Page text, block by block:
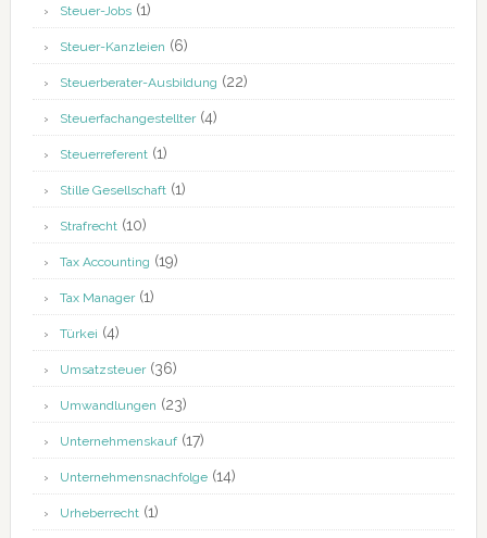
Steuer-Jobs(1)
Steuer-Kanzleien (6)
Steuerberater-Ausbildung (22)
Steuerfachangestellter(4)
Steuerreferent(1)
Stille Gesellschaft(1)
Strafrecht(10)
Tax Accounting (19)
Tax Manager(1)
Türkei (4)
Umsatzsteuer(36)
Umwandlungen (23)
Unternehmenskauf(17)
Unternehmensnachfolge(14)
Urheberrecht(1)